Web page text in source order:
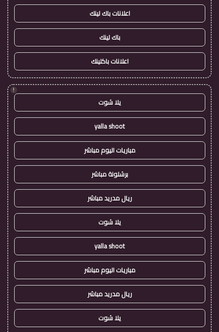
اعلانات باك لينك
باك لينك
اعلانات باكلينك
!
يلا شوت
yalla shoot
مباريات اليوم مباشر
برشلونة مباشر
ريال مدريد مباشر
يلا شوت
yalla shoot
مباريات اليوم مباشر
ريال مدريد مباشر
يلا شوت